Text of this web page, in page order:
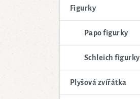
Figurky
Papo figurky
Schleich figurky
Plyšová zvířátka